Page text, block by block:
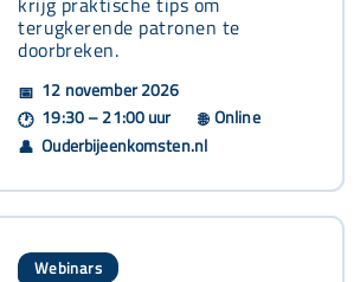
terugkerende patronen te
doorbreken.
📅 12 november 2026
🕐 19:30 – 21:00 uur 🌐 Online
👤 Ouderbijeenkomsten.nl
Webinars